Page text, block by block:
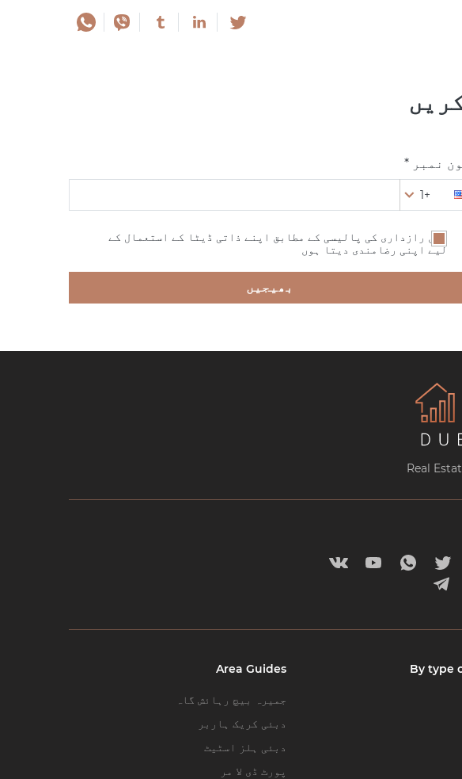
نمبر *
+1
میں رازداری کی پالیسی کے مطابق اپنے ذاتی ڈیٹا کے استعمال کے
لیے اپنی رضامندی دیتا ہوں
بھیجیں
Real
By type
Area Guides
جمیرہ بیچ رہائش گاہ
دبئی کریک ہاربر
دبئی ہلز اسٹیٹ
پورٹ ڈی لا مر